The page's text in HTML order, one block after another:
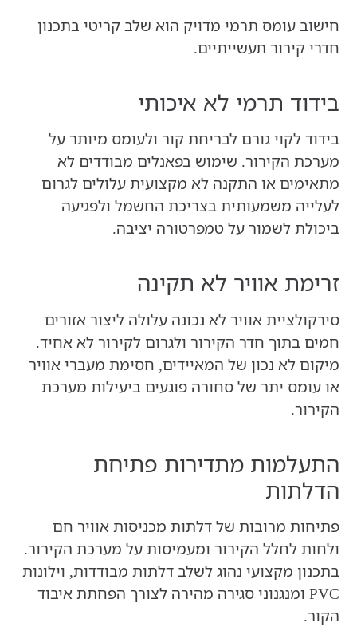
חישוב עומס תרמי מדויק הוא שלב קריטי בתכנון
חדרי קירור תעשייתיים.
בידוד תרמי לא איכותי
בידוד לקוי גורם לבריחת קור ולעומס מיותר על
מערכת הקירור. שימוש בפאנלים מבודדים לא
מתאימים או התקנה לא מקצועית עלולים לגרום
לעלייה משמעותית בצריכת החשמל ולפגיעה
ביכולת לשמור על טמפרטורה יציבה.
זרימת אוויר לא תקינה
סירקולציית אוויר לא נכונה עלולה ליצור אזורים
חמים בתוך חדר הקירור ולגרום לקירור לא אחיד.
מיקום לא נכון של המאיידים, חסימת מעברי אוויר
או עומס יתר של סחורה פוגעים ביעילות מערכת
הקירור.
התעלמות מתדירות פתיחת
הדלתות
פתיחות מרובות של דלתות מכניסות אוויר חם
ולחות לחלל הקירור ומעמיסות על מערכת הקירור.
בתכנון מקצועי נהוג לשלב דלתות מבודדות, וילונות
PVC ומנגנוני סגירה מהירה לצורך הפחתת איבוד
הקור.